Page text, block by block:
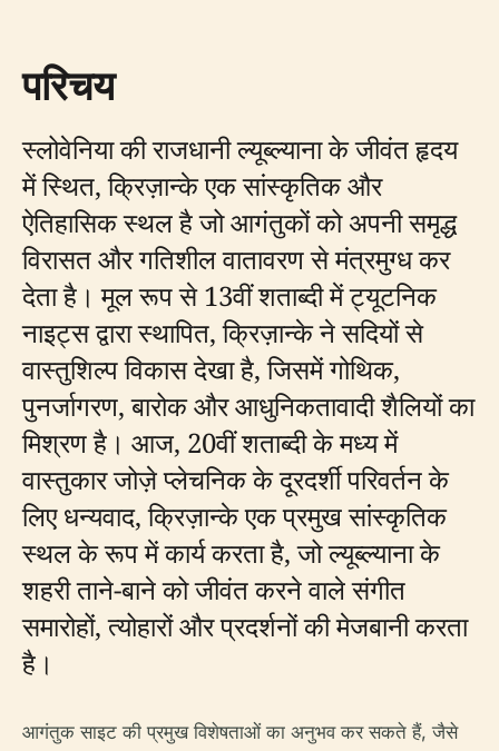
परिचय
स्लोवेनिया की राजधानी ल्यूब्ल्याना के जीवंत हृदय
में स्थित, क्रिज़ान्के एक सांस्कृतिक और
ऐतिहासिक स्थल है जो आगंतुकों को अपनी समृद्ध
विरासत और गतिशील वातावरण से मंत्रमुग्ध कर
देता है। मूल रूप से 13वीं शताब्दी में ट्यूटनिक
नाइट्स द्वारा स्थापित, क्रिज़ान्के ने सदियों से
वास्तुशिल्प विकास देखा है, जिसमें गोथिक,
पुनर्जागरण, बारोक और आधुनिकतावादी शैलियों का
मिश्रण है। आज, 20वीं शताब्दी के मध्य में
वास्तुकार जोज़े प्लेचनिक के दूरदर्शी परिवर्तन के
लिए धन्यवाद, क्रिज़ान्के एक प्रमुख सांस्कृतिक
स्थल के रूप में कार्य करता है, जो ल्यूब्ल्याना के
शहरी ताने-बाने को जीवंत करने वाले संगीत
समारोहों, त्योहारों और प्रदर्शनों की मेजबानी करता
है।
आगंतुक साइट की प्रमुख विशेषताओं का अनुभव कर सकते हैं, जैसे